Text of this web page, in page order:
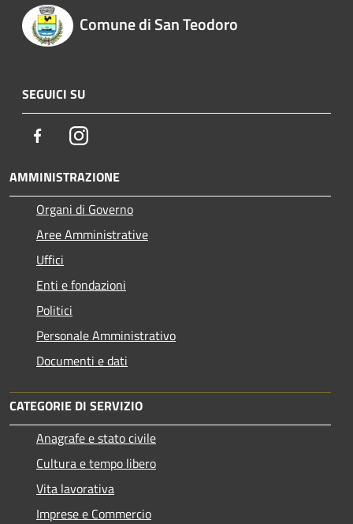
Comune di San Teodoro
SEGUICI SU
FacebookInstagram
AMMINISTRAZIONE
Organi di Governo
Aree Amministrative
Uffici
Enti e fondazioni
Politici
Personale Amministrativo
Documenti e dati
CATEGORIE DI SERVIZIO
Anagrafe e stato civile
Cultura e tempo libero
Vita lavorativa
Imprese e Commercio